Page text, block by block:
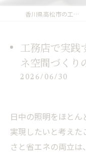
香川県高松市の工務店なら有限会社吉建
工務店で実践
ネ空間づくり
2026/06/30
日中の照明をほと
実現したいと考え
さと省エネの両立